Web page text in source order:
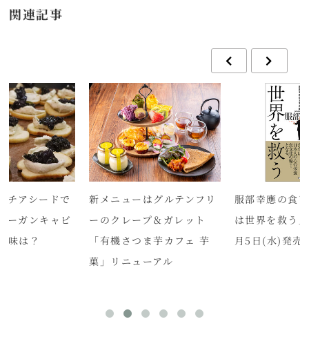
関連記事
チアシードで
ーガンキャビ
味は？
新メニューはグルテンフリ
ーのクレープ＆ガレット
「有機さつま芋カフェ 芋
菓」リニューアル
服部幸應の食
は世界を救う
月5日(水)発売